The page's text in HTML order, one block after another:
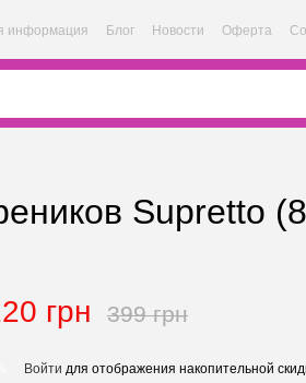
информация Блог Новости Оферта
Supretto
грн 399 грн
Войти для отображения накопительной